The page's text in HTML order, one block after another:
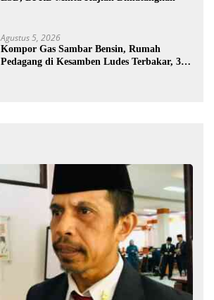
Agustus 5, 2026
Kompor Gas Sambar Bensin, Rumah
Pedagang di Kesamben Ludes Terbakar, 3